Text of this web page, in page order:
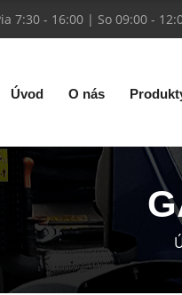
7:30 - 16:00 | So 09:00 -
Úvod O nás